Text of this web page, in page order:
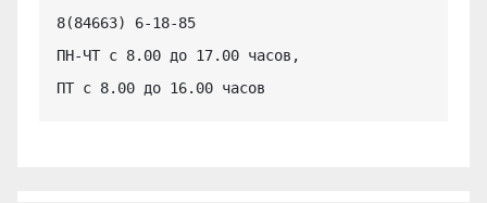
8(84663) 6-18-85
ПН-ЧТ с 8.00 до 17.00 часов,
ПТ с 8.00 до 16.00 часов